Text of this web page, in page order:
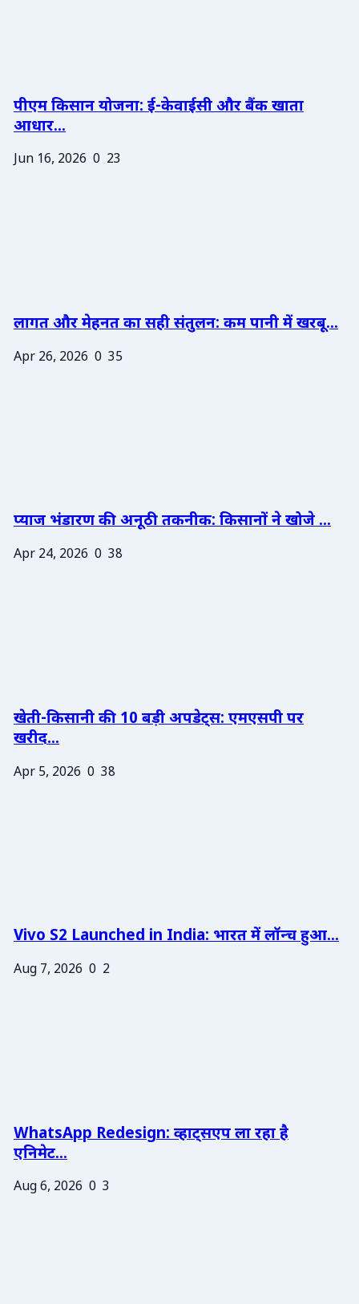
पीएम किसान योजना: ई-केवाईसी और बैंक खाता
आधार...
Jun 16, 2026 0 23
लागत और मेहनत का सही संतुलन: कम पानी में खरबू...
Apr 26, 2026 0 35
प्याज भंडारण की अनूठी तकनीक: किसानों ने खोजे ...
Apr 24, 2026 0 38
खेती-किसानी की 10 बड़ी अपडेट्स: एमएसपी पर
खरीद...
Apr 5, 2026 0 38
Vivo S2 Launched in India: भारत में लॉन्च हुआ...
Aug 7, 2026 0 2
WhatsApp Redesign: व्हाट्सएप ला रहा है
एनिमेट...
Aug 6, 2026 0 3